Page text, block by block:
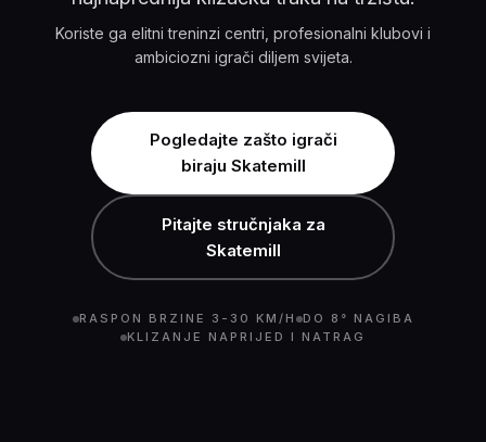
Koriste ga elitni treninzi centri, profesionalni klubovi i
ambiciozni igrači diljem svijeta.
Pogledajte zašto igrači
biraju Skatemill
Pitajte stručnjaka za
Skatemill
RASPON BRZINE 3-30 KM/H
DO 8° NAGIBA
KLIZANJE NAPRIJED I NATRAG